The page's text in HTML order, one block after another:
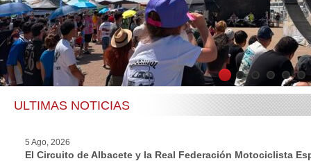
1 2 3 4 5 6
ULTIMAS NOTICIAS
5 Ago, 2026
El Circuito de Albacete y la Real Federación Motociclista